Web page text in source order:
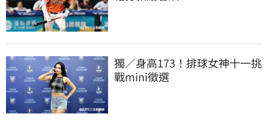
獨／身高173！排球女神十一挑
戰mini徵選